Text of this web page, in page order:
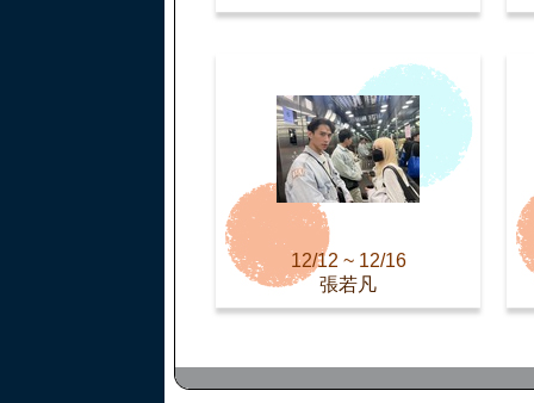
12/12 ~ 12/16
張若凡